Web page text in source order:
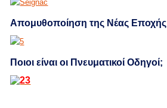
Απομυθοποίηση της Νέας Εποχής
Ποιοι είναι οι Πνευματικοί Οδηγοί;